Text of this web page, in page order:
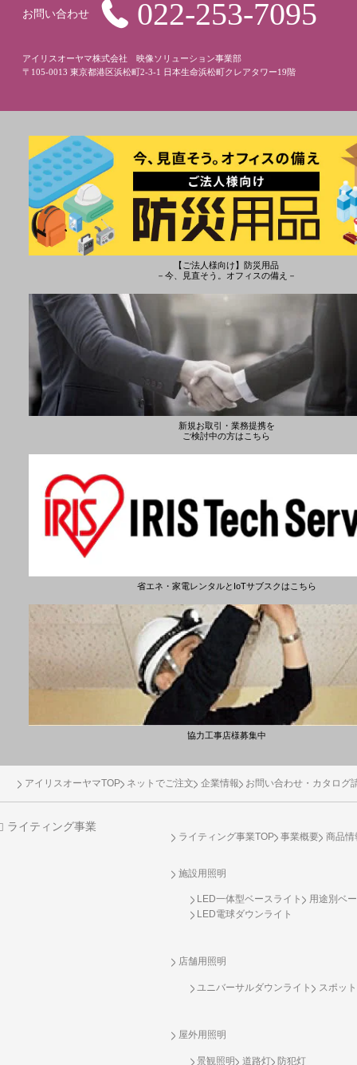
お問い合わせ 022-253-7095
アイリスオーヤマ株式会社 映像ソリューション事業部
〒105-0013 東京都港区浜松町2-3-1 日本生命浜松町クレアタワー19階
【ご法人様向け】防災用品
－今、見直そう。オフィスの備え－
新規お取引・業務提携を
ご検討中の方はこちら
省エネ・家電レンタルとIoTサブスクはこちら
協力工事店様募集中
アイリスオーヤマTOP ネットでご注文 企業情報 お問い合わせ・カタログ
ライティング事業
ライティング事業TOP 事業概要 商品情
施設用照明
LED一体型ベースライト
用途別ベ
LED電球ダウンライト
店舗用照明
ユニバーサルダウンライト スポッ
屋外用照明
景観照明 道路灯 防犯灯